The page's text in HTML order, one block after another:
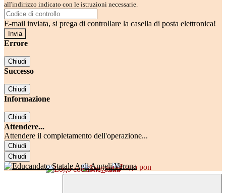
all'indirizzo indicato con le istruzioni necessarie.
E-mail inviata, si prega di controllare la casella di posta elettronica!
Errore
Chiudi
Successo
Chiudi
Informazione
Chiudi
Attendere...
Attendere il completamento dell'operazione...
Chiudi
Chiudi